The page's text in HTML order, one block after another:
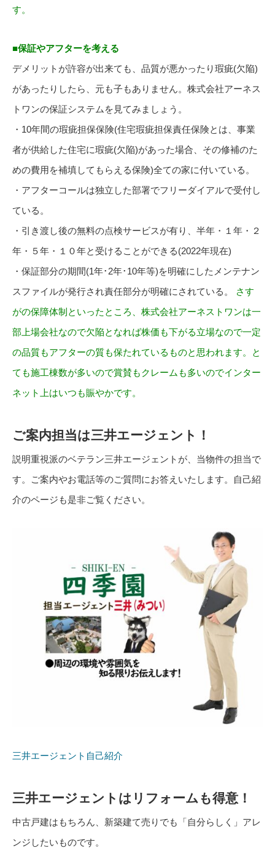
す。
■保証やアフターを考える
デメリットが許容が出来ても、品質が悪かったり瑕疵(欠陥)
があったりしたら、元も子もありません。株式会社アーネス
トワンの保証システムを見てみましょう。
・10年間の瑕疵担保保険(住宅瑕疵担保責任保険とは、事業
者が供給した住宅に瑕疵(欠陥)があった場合、その修補のた
めの費用を補填してもらえる保険)全ての家に付いている。
・アフターコールは独立した部署でフリーダイアルで受付し
ている。
・引き渡し後の無料の点検サービスが有り、半年・１年・２
年・５年・１０年と受けることができる(2022年現在)
・保証部分の期間(1年･2年･10年等)を明確にしたメンテナン
スファイルが発行され責任部分が明確にされている。
さす
がの保障体制といったところ、株式会社アーネストワンは一
部上場会社なので欠陥となれば株価も下がる立場なので一定
の品質もアフターの質も保たれているものと思われます。と
ても施工棟数が多いので賞賛もクレームも多いのでインター
ネット上はいつも賑やかです。
ご案内担当は三井エージェント！
説明重視派のベテラン三井エージェントが、当物件の担当で
す。ご案内やお電話等のご質問にお答えいたします。自己紹
介のページも是非ご覧ください。
三井エージェント自己紹介
三井エージェントはリフォームも得意！
中古戸建はもちろん、新築建て売りでも「自分らしく」アレ
ンジしたいものです。